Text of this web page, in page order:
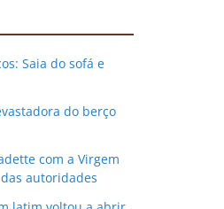
Saia do sofá e
do berço
com a Virgem
autoridades